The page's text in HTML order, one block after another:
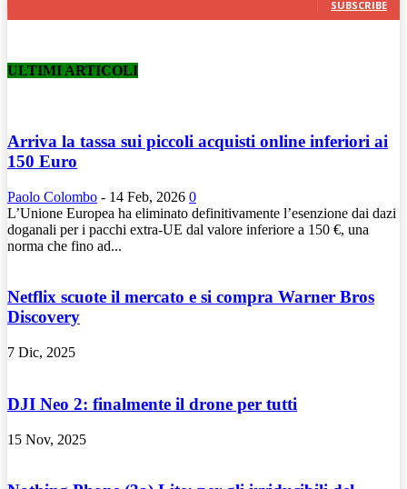
SUBSCRIBE
ULTIMI ARTICOLI
Arriva la tassa sui piccoli acquisti online inferiori ai
150 Euro
Paolo Colombo - 14 Feb, 2026 0
L’Unione Europea ha eliminato definitivamente l’esenzione dai dazi
doganali per i pacchi extra-UE dal valore inferiore a 150 €, una
norma che fino ad...
Netflix scuote il mercato e si compra Warner Bros
Discovery
7 Dic, 2025
DJI Neo 2: finalmente il drone per tutti
15 Nov, 2025